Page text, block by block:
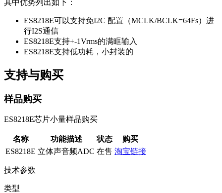
其中优势列出如下：
ES8218E可以支持免I2C 配置（MCLK/BCLK=64Fs）进
行I2S通信
ES8218E支持+-1Vrms的满眶输入
ES8218E支持低功耗，小封装的
支持与购买
样品购买
ES8218E芯片小量样品购买
名称 功能描述 状态
购买
ES8218E 立体声音频ADC 在售 淘宝链接
技术参数
类型